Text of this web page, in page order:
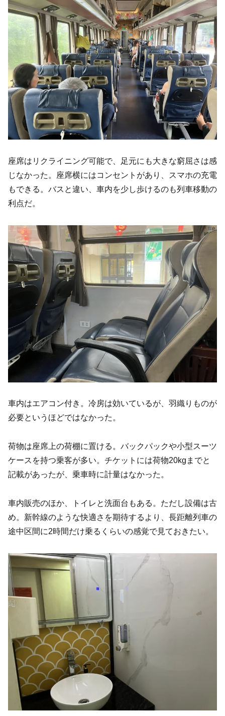
座席はリクライニング可能で、足元にも大きな窮屈さは感
じなかった。座席横にはコンセントがあり、スマホの充電
もできる。バスと違い、車内を少し歩けるのも列車移動の
利点だ。
車内はエアコン付き。冷房は効いているが、羽織りものが
必要というほどではなかった。
荷物は座席上の荷棚に置ける。バックパックや小型スーツ
ケースを持つ乗客が多い。チケットには荷物20kgまでと
記載があったが、乗車時に計量はなかった。
車内販売のほか、トイレと洗面台もある。ただし設備は古
め。新幹線のような快適さを期待するより、長距離列車の
途中区間に2時間だけ乗るくらいの感覚で見ておきたい。